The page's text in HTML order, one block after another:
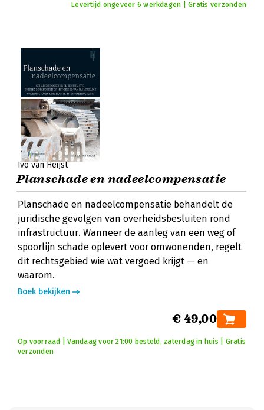
Levertijd ongeveer 6 werkdagen | Gratis verzonden
Ivo van Heijst
Planschade en nadeelcompensatie
Planschade en nadeelcompensatie behandelt de
juridische gevolgen van overheidsbesluiten rond
infrastructuur. Wanneer de aanleg van een weg of
spoorlijn schade oplevert voor omwonenden, regelt
dit rechtsgebied wie wat vergoed krijgt — en
waarom.
Boek bekijken
€ 49,00
Op voorraad | Vandaag voor 21:00 besteld, zaterdag in huis | Gratis
verzonden